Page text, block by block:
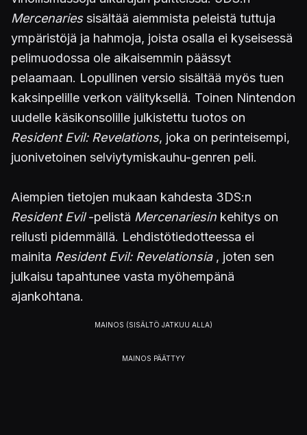
Mercenariessisältää aiemmista peleistä tuttuja
ympäristöjä ja hahmoja, joista osalla ei kyseisessä
pelimuodossa ole aikaisemmin päässyt
pelaamaan. Lopullinen versio sisältää myös tuen
kaksinpelille verkon välityksellä. Toinen Nintendon
uudelle käsikonsolille julkistettu tuotos on
Resident Evil: Revelations, joka on perinteisempi,
juonivetoinen selviytymiskauhu-genren peli.
Aiempien tietojen mukaan kahdesta 3DS:n
Resident Evil-pelistä Mercenariesin kehitys on
reilusti pidemmällä. Lehdistötiedotteessa ei
mainita Resident Evil: Revelationsia, joten sen
julkaisu tapahtunee vasta myöhempänä
ajankohtana.